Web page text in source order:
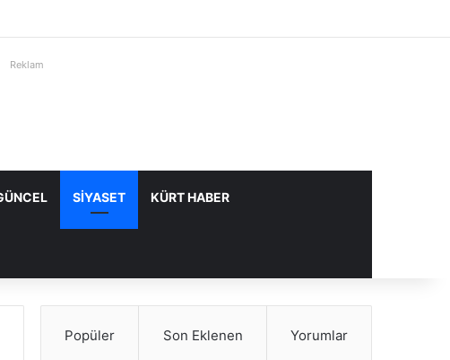
Reklam
SIYASET KÜRT HABER
Popüler Son Eklenen Yorumlar